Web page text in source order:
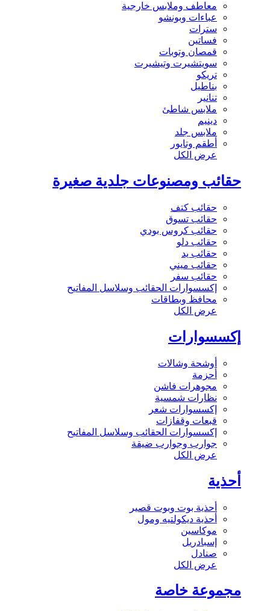
معاطف وملابس خارجية
عباءات وبونشو
سترات
فساتين
قمصان وتوبات
سويتشيرت وتيشيرت
تريكو
بناطيل
تنانير
ملابس شاطئ
دينيم
ملابس جلد
أطقم وتايور
عرض الكل
حقائب ومصنوعات جلدية صغيرة
حقائب كتف
حقائب تسوق
حقائب كروس بودي
حقائب دلو
حقائب يد
حقائب ميني
حقائب سفر
إكسسوارات الحقائب وسلاسل المفاتيح
محافظ وبطاقات
عرض الكل
إكسسوارات
أوشحة وشالات
أحزمة
مجوهرات فاشن
نظارات شمسية
إكسسوارات شعر
قبعات وقفازات
إكسسوارات الحقائب وسلاسل المفاتيح
جوارب وجوارب ضيقة
عرض الكل
أحذية
أحذية بوت وبوت قصير
أحذية ديكولتيه ومول
موكاسين
إسبادريل
صنادل
عرض الكل
مجموعة خاصة